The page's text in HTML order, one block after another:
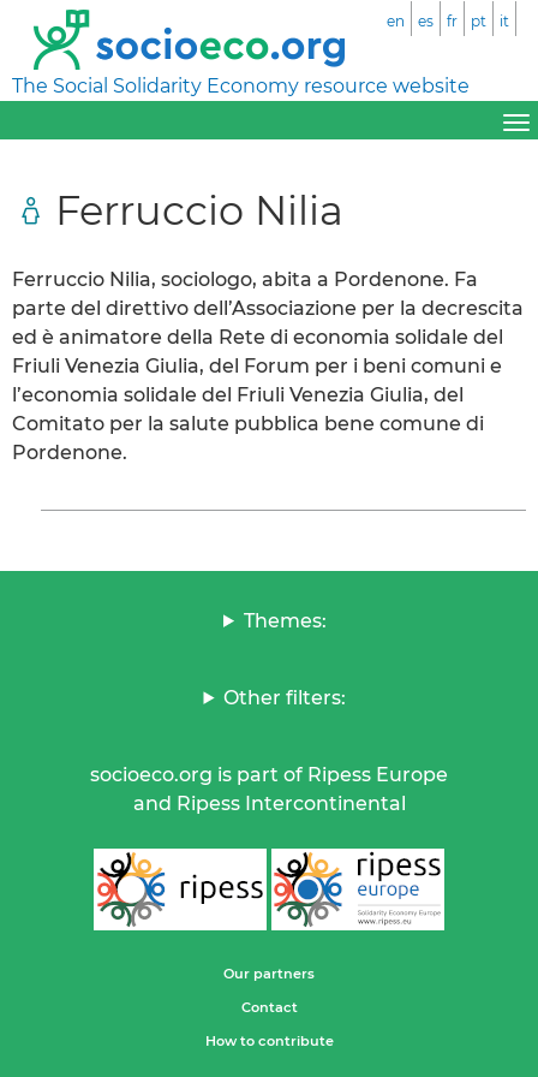
The Social Solidarity Economy resource website
en es fr pt it
Ferruccio Nilia
Ferruccio Nilia, sociologo, abita a Pordenone. Fa
parte del direttivo dell’Associazione per la decrescita
ed è animatore della Rete di economia solidale del
Friuli Venezia Giulia, del Forum per i beni comuni e
l’economia solidale del Friuli Venezia Giulia, del
Comitato per la salute pubblica bene comune di
Pordenone.
Themes:
Other filters:
socioeco.org is part of Ripess Europe
and Ripess Intercontinental
Our partners
Contact
How to contribute